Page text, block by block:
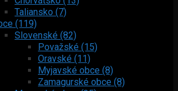
Taliansko (7)
(119)
Slovenské (82)
Považské (15)
Oravské (11)
Myjavské obce (8)
Zamagurské obce (8)